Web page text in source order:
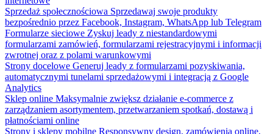
Sprzedaż społecznościowa Sprzedawaj swoje produkty
bezpośrednio przez Facebook, Instagram, WhatsApp lub Telegram
Formularze sieciowe Zyskuj leady z niestandardowymi
formularzami zamówień, formularzami rejestracyjnymi i informacji
zwrotnej oraz z polami warunkowymi
Strony docelowe Generuj leady z formularzami pozyskiwania,
automatycznymi tunelami sprzedażowymi i integracją z Google
Analytics
Sklep online Maksymalnie zwiększ działanie e-commerce z
zarządzaniem asortymentem, przetwarzaniem spotkań, dostawą i
płatnościami online
Strony i sklepy mobilne Responsywny design, zamówienia online,